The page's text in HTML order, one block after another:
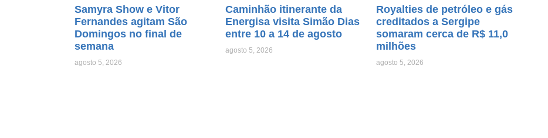
Samyra Show e Vitor
Fernandes agitam São
Domingos no final de
semana
agosto 5, 2026
Caminhão itinerante da
Energisa visita Simão Dias
entre 10 a 14 de agosto
agosto 5, 2026
Royalties de petróleo e gás
creditados a Sergipe
somaram cerca de R$ 11,0
milhões
agosto 5, 2026